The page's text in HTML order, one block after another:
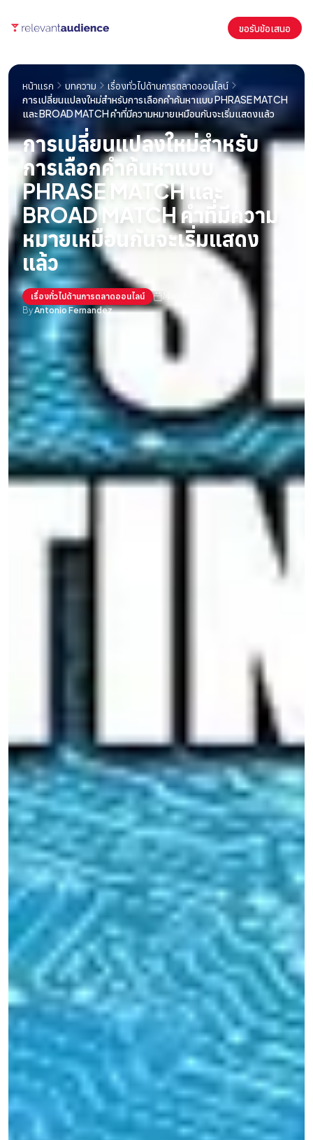
ขอรับข้อเสนอ
หน้าแรก บทความ
เรื่องทั่วไปด้านการตลาดออนไลน์
การเปลี่ยนแปลงใหม่สำหรับการเลือกคำค้นหาแบบ PHRASE MATCH
และ BROAD MATCH คำที่มีความหมายเหมือนกันจะเริ่มแสดงแล้ว
การเปลี่ยนแปลงใหม่สำหรับ
การเลือกคำค้นหาแบบ
PHRASE MATCH และ
BROAD MATCH คำที่มีความ
หมายเหมือนกันจะเริ่มแสดง
แล้ว
เรื่องทั่วไปด้านการตลาดออนไลน์
March 11, 2021
ByAntonio Fernandez